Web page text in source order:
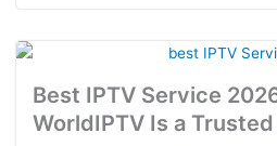
Best IPTV Service
WorldIPTV Is a